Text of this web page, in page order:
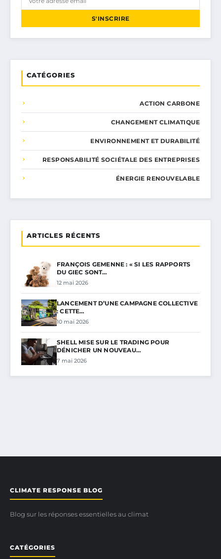
S'INSCRIRE
CATÉGORIES
ACTION CARBONE
CHANGEMENT CLIMATIQUE
ENVIRONNEMENT ET DURABILITÉ
RESPONSABILITÉ SOCIÉTALE DES ENTREPRISES
ÉNERGIE RENOUVELABLE
ARTICLES RÉCENTS
FRANÇOIS GEMENNE : « SI LES RAPPORTS
DU GIEC SONT…
12 mai 2026
LANCEMENT D’UNE CAMPAGNE COLLECTIVE
: CETTE…
10 mai 2026
SHELL MISE SUR LE TRADING POUR
DÉNICHER UN NOUVEAU…
7 mai 2026
CLIMATE RESPONSE BLOG
Blog sur les réponses essentielles au climat
CATÉGORIES